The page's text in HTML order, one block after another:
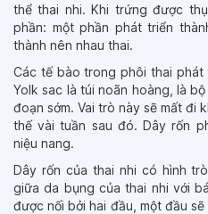
thể thai nhi. Khi trứng được
phần: một phần phát triển
thành nên nhau thai.
Các tế bào trong phôi thai phát
Yolk sac là túi noãn hoàng, là
đoạn sớm. Vai trò này sẽ mất đi
thế vài tuần sau đó. Dây rốn
niệu nang.
Dây rốn của thai nhi có hình
giữa da bụng của thai nhi với
được nối bởi hai đầu, một đầu